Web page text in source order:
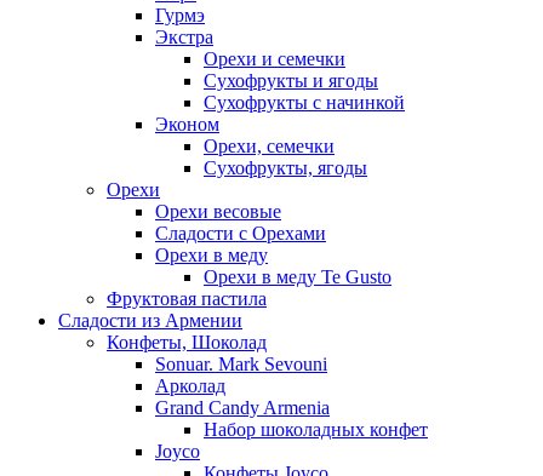
Гурмэ
Экстра
Орехи и семечки
Сухофрукты и ягоды
Сухофрукты с начинкой
Эконом
Орехи, семечки
Сухофрукты, ягоды
Орехи
Орехи весовые
Сладости с Орехами
Орехи в меду
Орехи в меду Te Gusto
Фруктовая пастила
Сладости из Армении
Конфеты, Шоколад
Sonuar. Mark Sevouni
Арколад
Grand Candy Armenia
Набор шоколадных конфет
Joyco